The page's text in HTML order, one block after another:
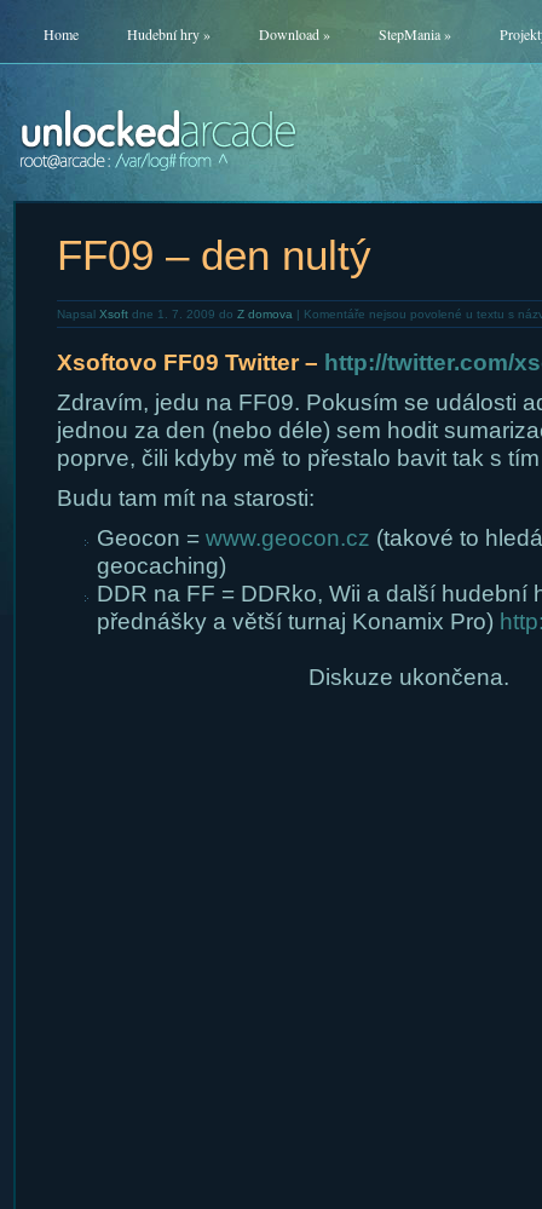
Home Hudební hry» Download» StepMania»
FF09 – den nultý
Napsal Xsoftdne 1. 7. 2009 do Z domova | Komentáře nejsou povolené u textu s
Xsoftovo FF09 Twitter – http://twitter.com/
Zdravím, jedu na FF09. Pokusím se události
jednou za den (nebo déle) sem hodit
poprve, čili kdyby mě to přestalo bavit tak s
Budu tam mít na starosti:
Geocon = www.geocon.cz (takové to
geocaching)
DDR na FF = DDRko, Wii a další hudební
přednášky a větší turnaj Konamix Pro)
Diskuze ukončena.